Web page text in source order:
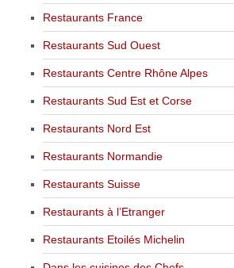
Restaurants France
Restaurants Sud Ouest
Restaurants Centre Rhône Alpes
Restaurants Sud Est et Corse
Restaurants Nord Est
Restaurants Normandie
Restaurants Suisse
Restaurants à l’Etranger
Restaurants Etoilés Michelin